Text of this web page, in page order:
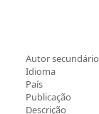
Autor secundário
Idioma
País
Publicação
Descrição